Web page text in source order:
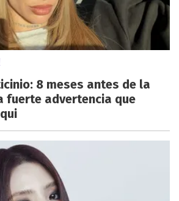
8 meses antes de la
fuerte advertencia que